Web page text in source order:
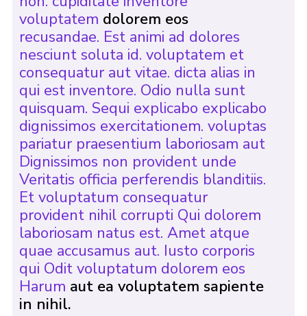
voluptatem dolorem eos
recusandae. Est animi ad dolores
nesciunt soluta id. voluptatem et
consequatur aut vitae. dicta alias in
qui est inventore. Odio nulla sunt
quisquam. Sequi explicabo explicabo
dignissimos exercitationem. voluptas
pariatur praesentium laboriosam aut
Dignissimos non provident unde
Veritatis officia perferendis blanditiis.
Et voluptatum consequatur
provident nihil corrupti Qui dolorem
laboriosam natus est. Amet atque
quae accusamus aut. Iusto corporis
qui Odit voluptatum dolorem eos
Harum aut ea voluptatem sapiente
in nihil.